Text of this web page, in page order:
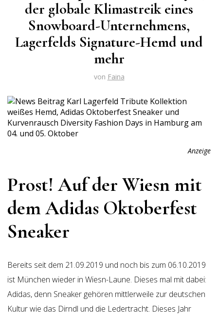
der globale Klimastreik eines
Snowboard-Unternehmens,
Lagerfelds Signature-Hemd und
mehr
von Faina
Anzeige
Prost! Auf der Wiesn mit
dem Adidas Oktoberfest
Sneaker
Bereits seit dem 21.09.2019 und noch bis zum 06.10.2019
ist München wieder in Wiesn-Laune. Dieses mal mit dabei:
Adidas, denn Sneaker gehören mittlerweile zur deutschen
Kultur wie das Dirndl und die Ledertracht. Dieses Jahr